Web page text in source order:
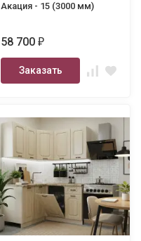
Акация - 15 (3000 мм)
58 700₽
Заказать